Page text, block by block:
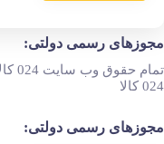
مجوزهای رسمی دولتی:
024 کالا
مجوزهای رسمی دولتی: